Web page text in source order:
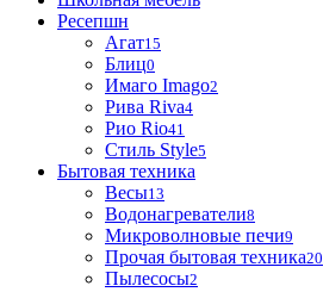
Ресепшн
Агат15
Блиц0
Имаго Imago2
Рива Riva4
Рио Rio41
Стиль Style5
Бытовая техника
Весы13
Водонагреватели8
Микроволновые печи9
Прочая бытовая техника20
Пылесосы2